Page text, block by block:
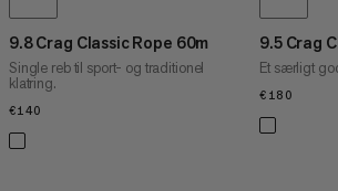
9.8 Crag Classic Rope 60m
Single reb til sport- og traditionel
klatring.
€140
9.5 Crag
Et særligt
€180